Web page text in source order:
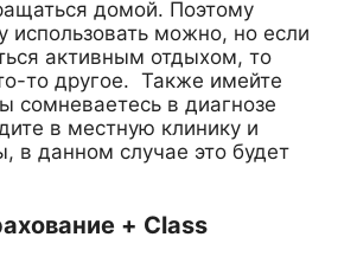
домой. Поэтому
использовать можно, но если
активным отдыхом, то
то другое. Также имейте
сомневаетесь в диагнозе
в местную клинику и
в данном случае это будет
+ Class